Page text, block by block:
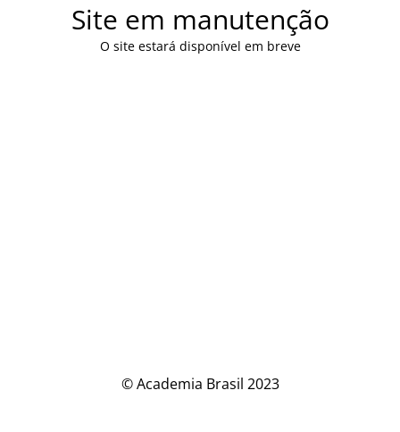
Site em manutenção
O site estará disponível em breve
© Academia Brasil 2023